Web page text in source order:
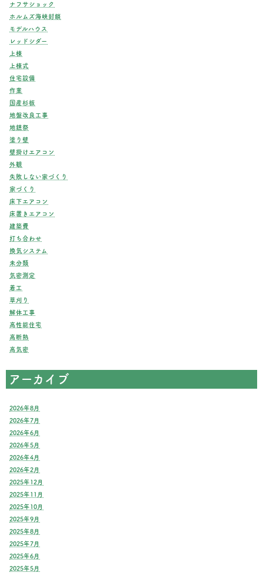
ナフサショック
ホルムズ海峡封鎖
モデルハウス
レッドシダー
上棟
上棟式
住宅設備
作業
国産杉板
地盤改良工事
地鎮祭
塗り壁
壁掛けエアコン
外観
失敗しない家づくり
家づくり
床下エアコン
床置きエアコン
建築費
打ち合わせ
換気システム
未分類
気密測定
着工
草刈り
解体工事
高性能住宅
高断熱
高気密
アーカイブ
2026年8月
2026年7月
2026年6月
2026年5月
2026年4月
2026年2月
2025年12月
2025年11月
2025年10月
2025年9月
2025年8月
2025年7月
2025年6月
2025年5月